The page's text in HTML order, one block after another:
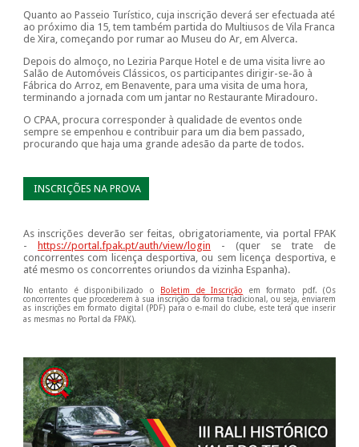
Quanto ao Passeio Turístico, cuja inscrição deverá ser efectuada até
ao próximo dia 15, tem também partida do Multiusos de Vila Franca
de Xira, começando por rumar ao Museu do Ar, em Alverca.
Depois do almoço, no Leziria Parque Hotel e de uma visita livre ao
Salão de Automóveis Clássicos, os participantes dirigir-se-ão à
Fábrica do Arroz, em Benavente, para uma visita de uma hora,
terminando a jornada com um jantar no Restaurante Miradouro.
O CPAA, procura corresponder à qualidade de eventos onde
sempre se empenhou e contribuir para um dia bem passado,
procurando que haja uma grande adesão da parte de todos.
INSCRIÇÕES NA PROVA
As inscrições deverão ser feitas, obrigatoriamente, via portal FPAK
-
https://portal.fpak.pt/auth/view/login - (quer se trate de
concorrentes com licença desportiva, ou sem licença desportiva, e
até mesmo os concorrentes oriundos da vizinha Espanha).
No entanto é disponibilizado o Boletim de Inscrição
em formato pdf. (Os
concorrentes que procederem à sua inscrição da forma tradicional, ou seja, enviarem
as inscrições em formato digital (PDF) para o e-mail do clube, este terá que inserir
as mesmas no Portal da FPAK).